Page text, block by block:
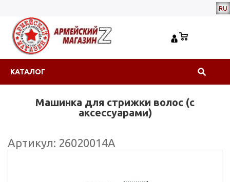
RU
КАТАЛОГ
Машинка для стрижки волос (с
аксессуарами)
Артикул: 26020014А